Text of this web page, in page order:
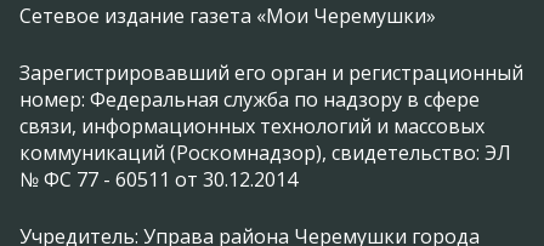
Сетевое издание газета «Мои Черемушки»
Зарегистрировавший его орган и регистрационный
номер: Федеральная служба по надзору в сфере
связи, информационных технологий и массовых
коммуникаций (Роскомнадзор), свидетельство: ЭЛ
№ ФС 77 - 60511 от 30.12.2014
Учредитель: Управа района Черемушки города